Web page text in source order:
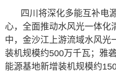
四川将深化多能互补电
心，全面推动水风光一体化
中，金沙江上游流域水风光
装机规模约500万千瓦；雅
能源基地新增装机规模约